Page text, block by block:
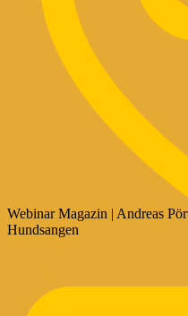
Webinar Magazin | Andreas
Hundsangen